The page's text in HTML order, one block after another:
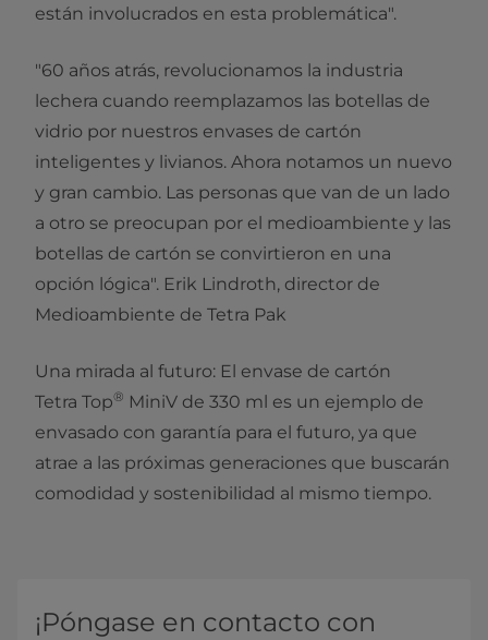
están involucrados en esta problemática".
"60 años atrás, revolucionamos la industria
lechera cuando reemplazamos las botellas de
vidrio por nuestros envases de cartón
inteligentes y livianos. Ahora notamos un nuevo
y gran cambio. Las personas que van de un lado
a otro se preocupan por el medioambiente y las
botellas de cartón se convirtieron en una
opción lógica". Erik Lindroth, director de
Medioambiente de Tetra Pak
Una mirada al futuro: El envase de cartón
Tetra Top® MiniV de 330 ml es un ejemplo de
envasado con garantía para el futuro, ya que
atrae a las próximas generaciones que buscarán
comodidad y sostenibilidad al mismo tiempo.
¡Póngase en contacto con